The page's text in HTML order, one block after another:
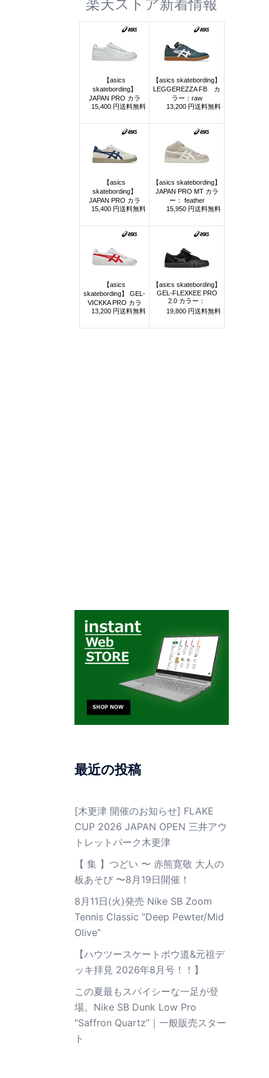
楽天ストア新着情報
最近の投稿
[木更津 開催のお知らせ] FLAKE
CUP 2026 JAPAN OPEN 三井アウ
トレットパーク木更津
【 集 】つどい 〜 赤熊寛敬 大人の
板あそび 〜8月19日開催！
8月11日(火)発売 Nike SB Zoom
Tennis Classic ”Deep Pewter/Mid
Olive”
【ハウツースケートボウ道&元祖デ
ッキ拝見 2026年8月号！！】
この夏最もスパイシーな一足が登
場。Nike SB Dunk Low Pro
“Saffron Quartz”｜一般販売スター
ト